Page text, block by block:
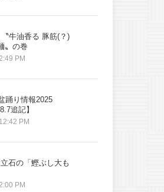
〝牛油香る 豚筋(？)
〟の巻
PM
踊り情報2025
追記】
PM
石の「鰹ぶし大も
PM